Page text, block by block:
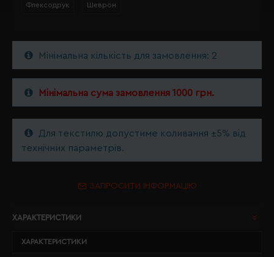
Флексодрук Шеврон
Мінімальна кількість для замовлення: 2
Мінімальна сума замовлення 1000 грн.
Для текстилю допустиме коливання ±5% від
технічних параметрів.
ЗАПРОСИТИ ІНФОРМАЦІЮ
ХАРАКТЕРИСТИКИ
ХАРАКТЕРИСТИКИ